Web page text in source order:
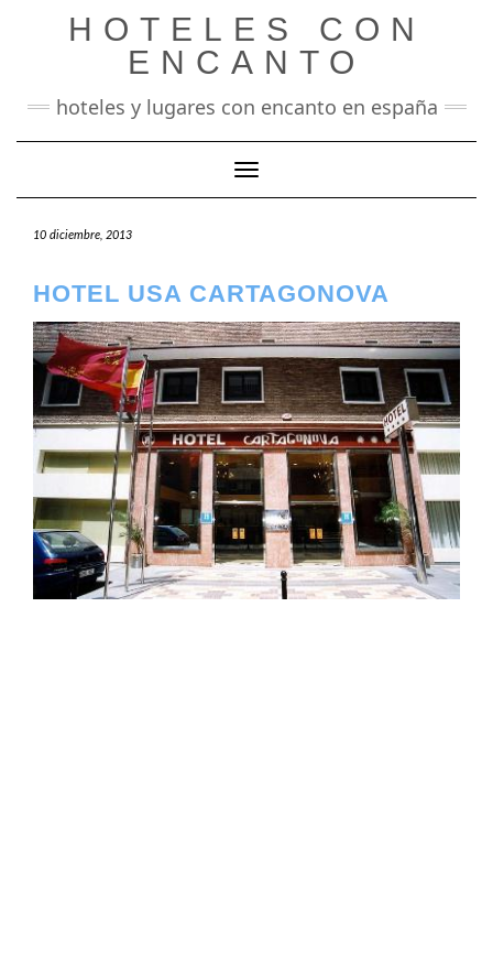
HOTELES CON
ENCANTO
hoteles y lugares con encanto en españa
Cambiar modo de navegación
10 diciembre, 2013
HOTEL USA CARTAGONOVA